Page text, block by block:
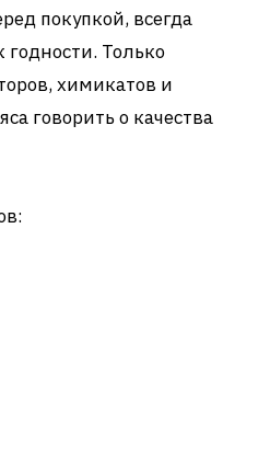
покупкой, всегда
годности. Только
химикатов и
говорить о качества